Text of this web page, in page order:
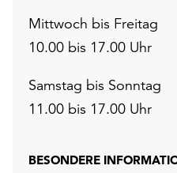
Mittwoch bis Freitag
10.00 bis 17.00 Uhr
Samstag bis Sonntag
11.00 bis 17.00 Uhr
BESONDERE